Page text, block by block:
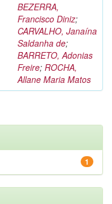
BEZERRA,
Francisco Diniz;
CARVALHO, Janaína
Saldanha de;
BARRETO, Adonias
Freire; ROCHA,
Allane Maria Matos
1